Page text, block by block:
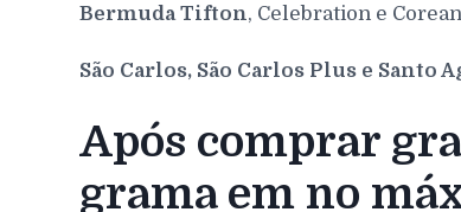
Bermuda Tifton, Celebration e
São Carlos, São Carlos Plus e Santo
Após comprar
grama em no